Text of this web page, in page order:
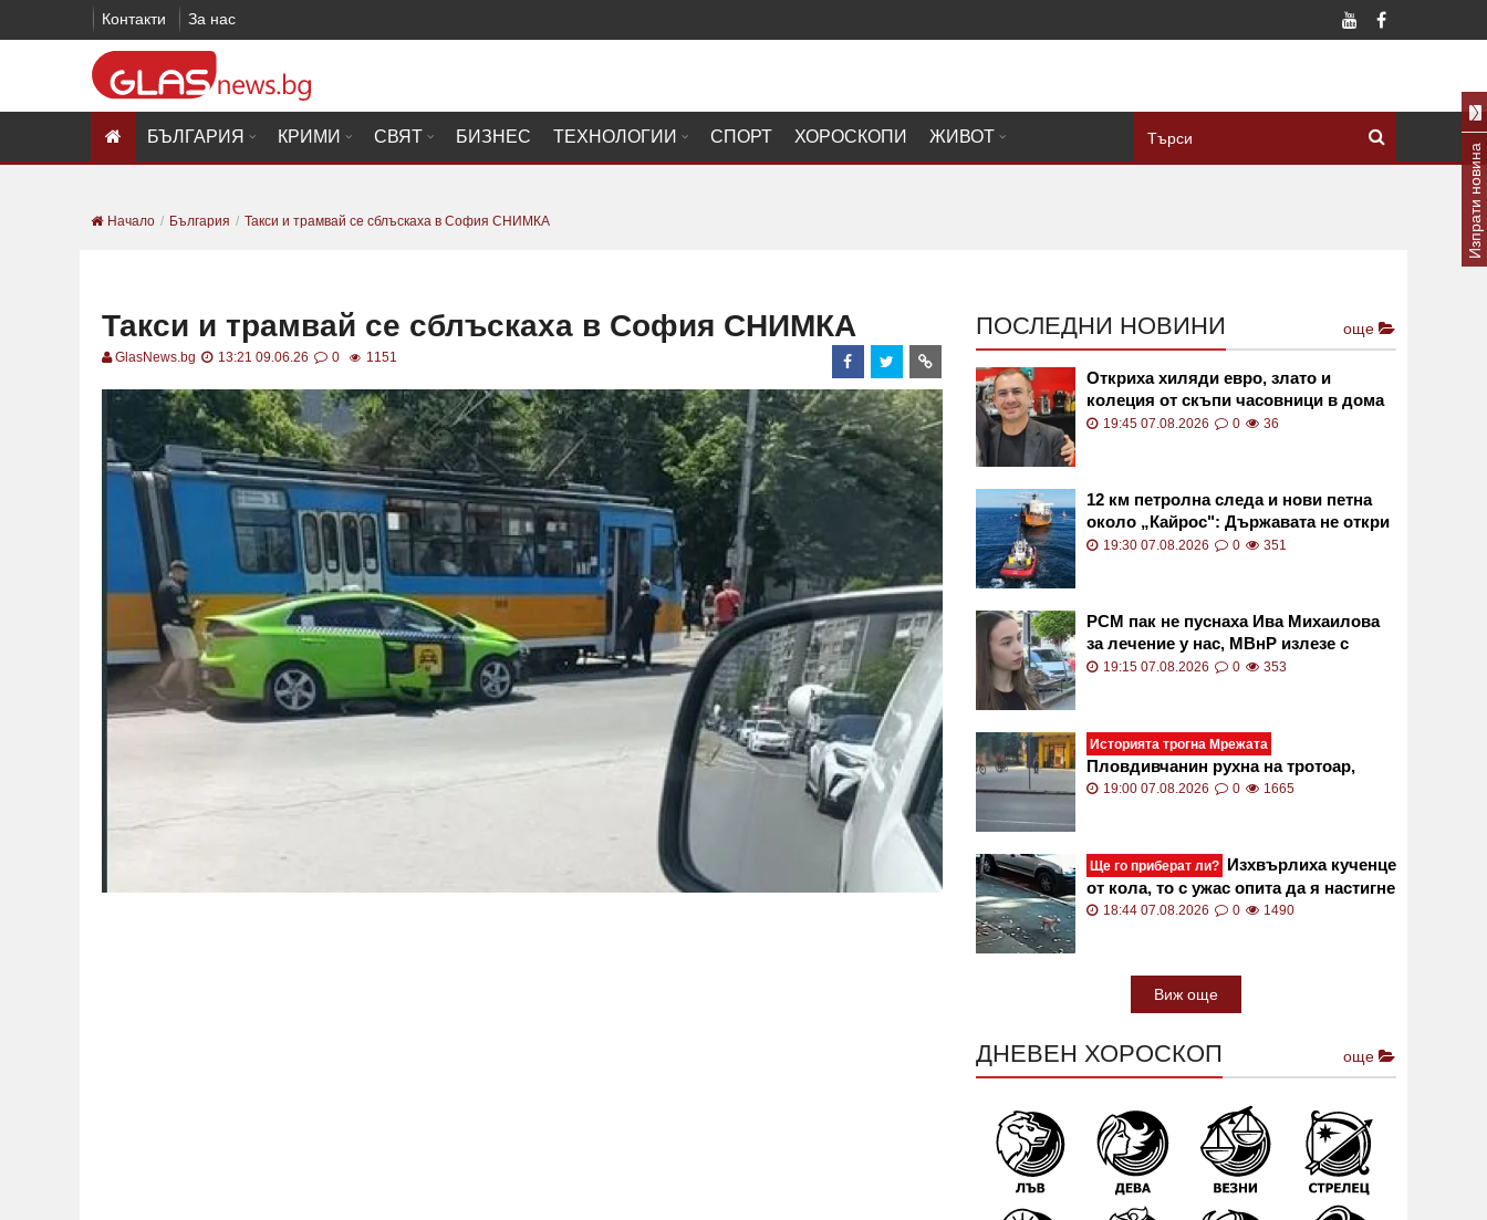
Контакти За нас
БЪЛГАРИЯ КРИМИ СВЯТ БИЗНЕС ТЕХНОЛОГИИ СПОРТ ХОРОСКОПИ ЖИВОТ
Начало България Такси и трамвай се сблъскаха в София СНИМКА
Такси и трамвай се сблъскаха в София СНИМКА
GlasNews.bg 13:21 09.06.26 0 1151
ПОСЛЕДНИ НОВИНИ още
Откриха хиляди евро, злато и
колеция от скъпи часовници в дома
на Владимир Янков, които убийците
19:45 07.08.2026 0 36
12 км петролна следа и нови петна
около „Кайрос": Държавата не откри
активен теч СНИМКИ и ВИДЕО
19:30 07.08.2026 0 351
РСМ пак не пуснаха Ива Михаилова
за лечение у нас, МВнР излезе с
остра позиция
19:15 07.08.2026 0 353
Историята трогна Мрежата
Пловдивчанин рухна на тротоар,
получи незаменима помощ
19:00 07.08.2026 0 1665
Ще го приберат ли? Изхвърлиха кученце
от кола, то с ужас опита да я настигне
ВИДЕО
18:44 07.08.2026 0 1490
Виж още
ДНЕВЕН ХОРОСКОП още
Изпрати новина